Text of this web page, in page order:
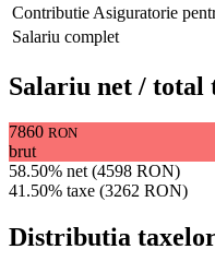
Contributie Asiguratorie
Salariu complet
Salariu net / total
7860 RON
brut
58.50% net (4598 RON)
41.50% taxe (3262 RON)
Distributia